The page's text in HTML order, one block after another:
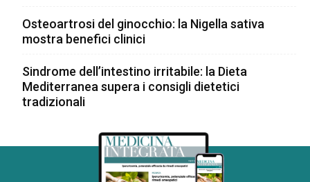
Osteoartrosi del ginocchio: la Nigella sativa
mostra benefici clinici
Sindrome dell’intestino irritabile: la Dieta
Mediterranea supera i consigli dietetici
tradizionali